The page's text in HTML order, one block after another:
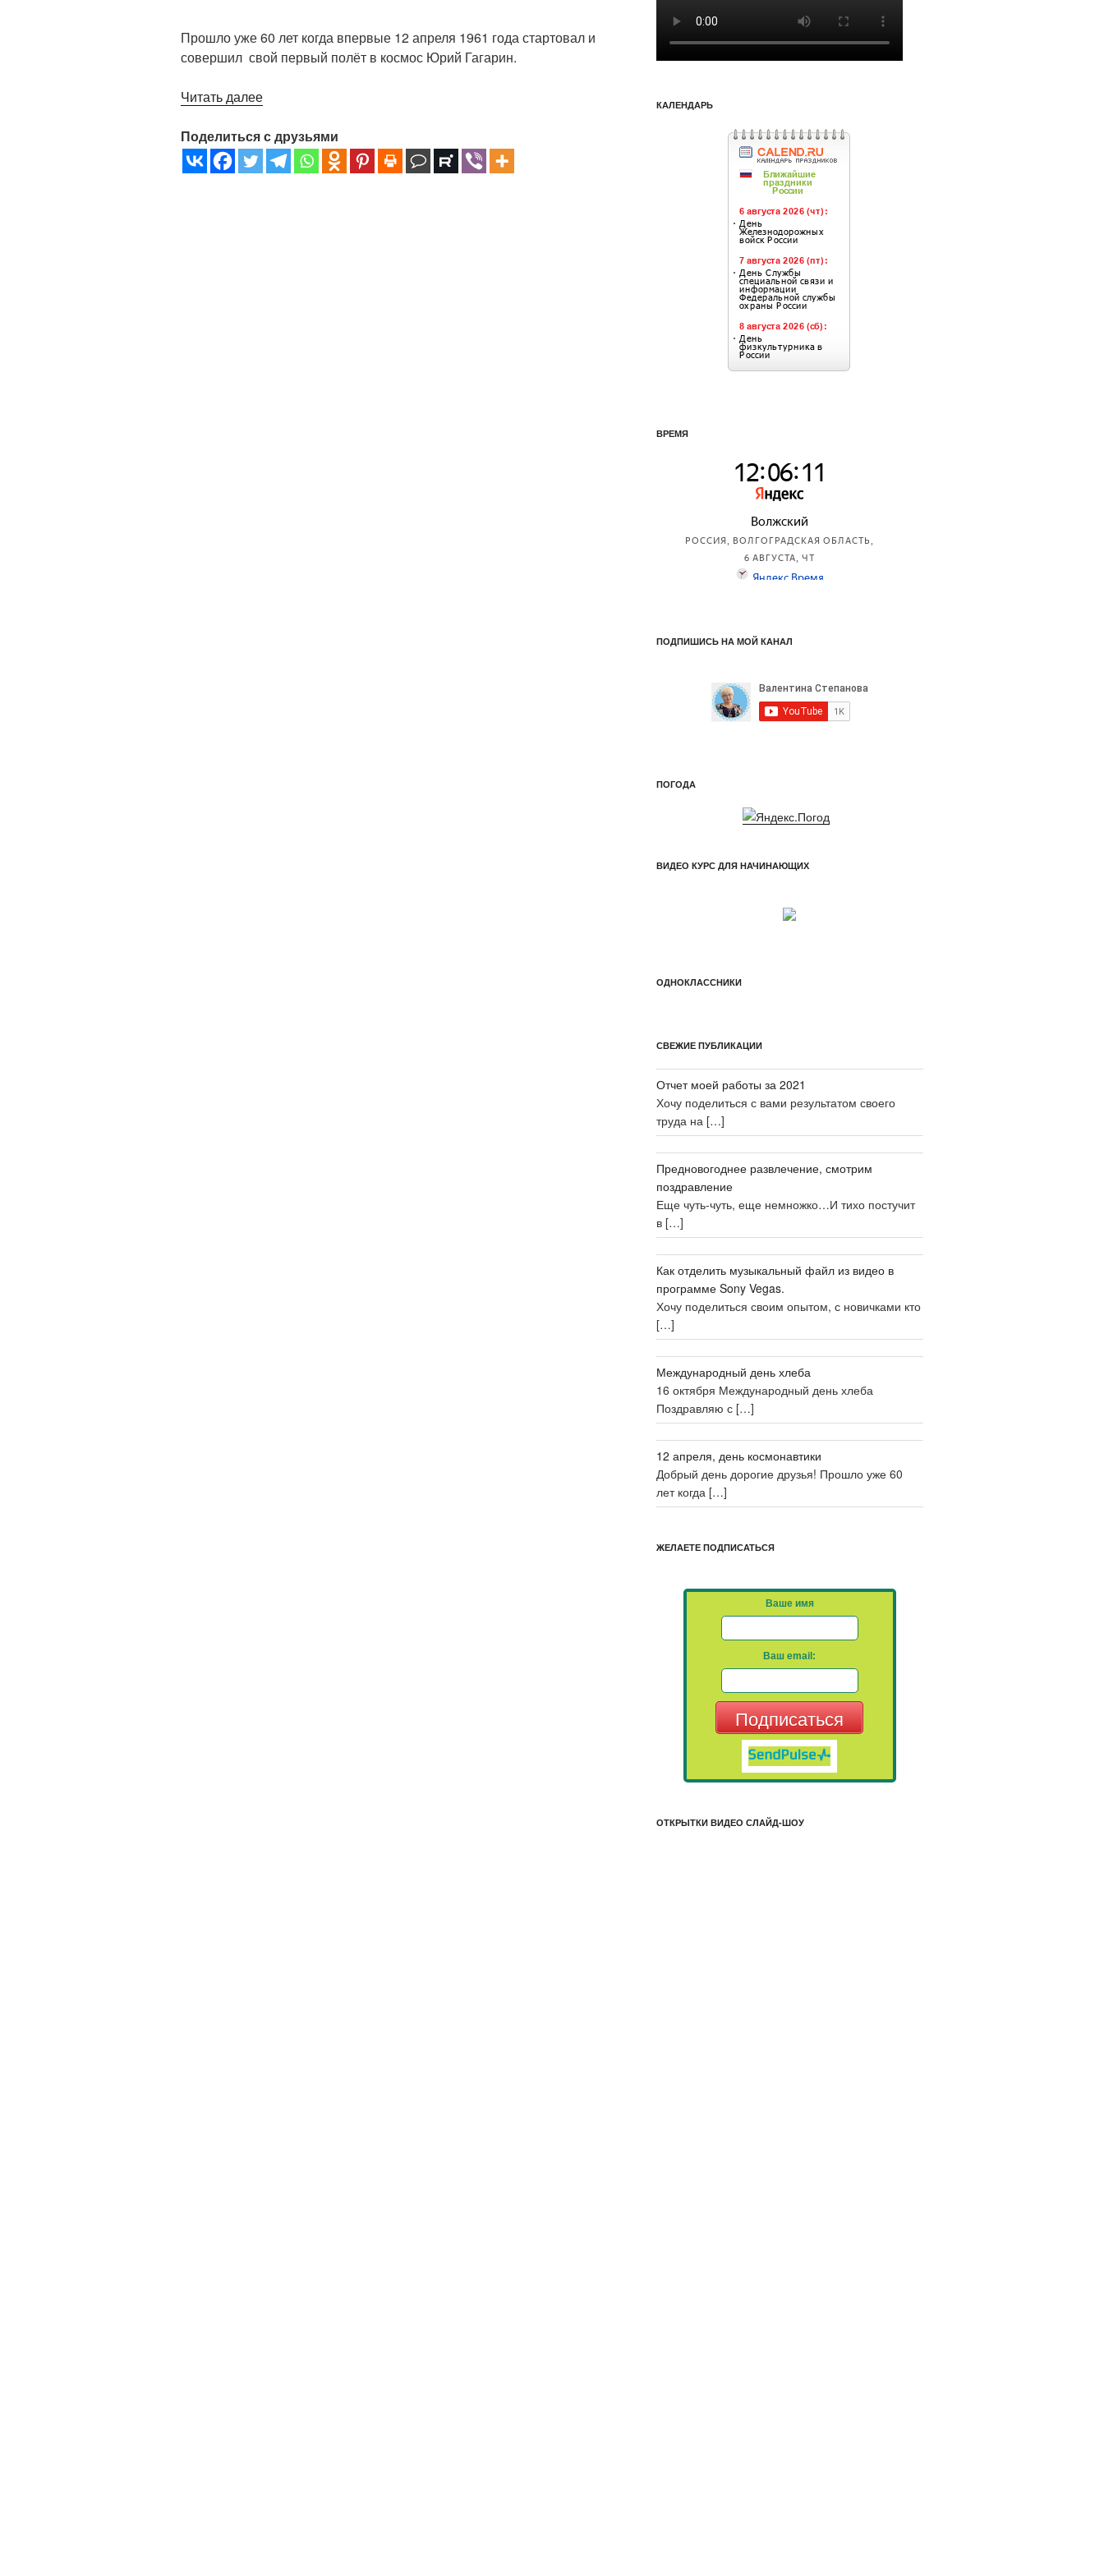
Прошло уже 60 лет когда впервые 12 апреля 1961 года стартовал и
совершил свой первый полёт в космос Юрий Гагарин.
Читать далее«12
день
космонавтики»
Поделиться с друзьями
КАЛЕНДАРЬ
ВРЕМЯ
ПОДПИШИСЬ НА МОЙ КАНАЛ
ПОГОДА
ВИДЕО КУРС ДЛЯ НАЧИНАЮЩИХ
ОДНОКЛАССНИКИ
СВЕЖИЕ ПУБЛИКАЦИИ
Отчет моей работы за 2021
Хочу поделиться с вами результатом своего
труда на […]
Предновогоднее развлечение, смотрим
поздравление
Еще чуть-чуть, еще немножко…И тихо постучит
в […]
Как отделить музыкальный файл из видео в
программе Sony Vegas.
Хочу поделиться своим опытом, с новичками кто
[…]
Международный день хлеба
16 октября Международный день хлеба
Поздравляю с […]
12 апреля, день космонавтики
Добрый день дорогие друзья! Прошло уже 60
лет когда […]
ЖЕЛАЕТЕ ПОДПИСАТЬСЯ
Ваше имя
Ваш email:
Подписаться
ОТКРЫТКИ ВИДЕО СЛАЙД-ШОУ